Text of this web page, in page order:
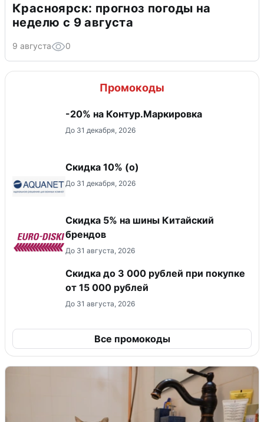
Красноярск: прогноз погоды на
неделю с 9 августа
9 августа 0
Промокоды
-20% на Контур.Маркировка
До 31 декабря, 2026
Скидка 10% (о)
До 31 декабря, 2026
​Скидка 5% на шины Китайский
брендов
До 31 августа, 2026
Скидка до 3 000 рублей при покупке
от 15 000 рублей
До 31 августа, 2026
Все промокоды